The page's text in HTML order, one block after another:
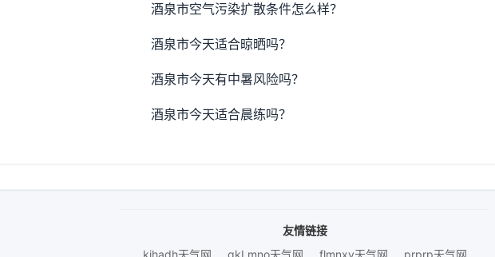
酒泉市空气污染扩散条件怎么样？
酒泉市今天适合晾晒吗？
酒泉市今天有中暑风险吗？
酒泉市今天适合晨练吗？
友情链接
kihadh天气网
gkLmno天气网 flmnxy天气网 prprp天气网